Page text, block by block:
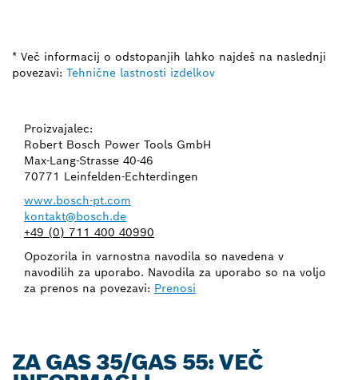
* Več informacij o odstopanjih lahko najdeš na naslednji
povezavi: Tehnične lastnosti izdelkov
Proizvajalec:
Robert Bosch Power Tools GmbH
Max-Lang-Strasse 40-46
70771 Leinfelden-Echterdingen
www.bosch-pt.com
kontakt@bosch.de
+49 (0) 711 400 40990
Opozorila in varnostna navodila so navedena v
navodilih za uporabo. Navodila za uporabo so na voljo
za prenos na povezavi: Prenosi
ZA GAS 35/GAS 55: VEČ